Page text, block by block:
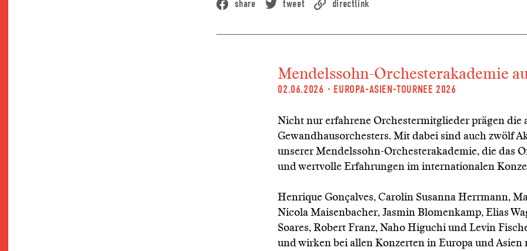
share tweet directlink
Mendelssohn-Orchesterakademie
02.06.2026 · EUROPA-ASIEN-TOURNEE 2026
Nicht nur erfahrene Orchestermitglieder prägen die
Gewandhausorchesters. Mit dabei sind auch zwölf
unserer Mendelssohn-Orchesterakademie, die das
und wertvolle Erfahrungen im internationalen
Henrique Gonçalves, Carolin Susanna Herrmann,
Nicola Maisenbacher, Jasmin Blomenkamp, Elias
Soares, Robert Franz, Naho Higuchi und Levin
und wirken bei allen Konzerten in Europa und Asien